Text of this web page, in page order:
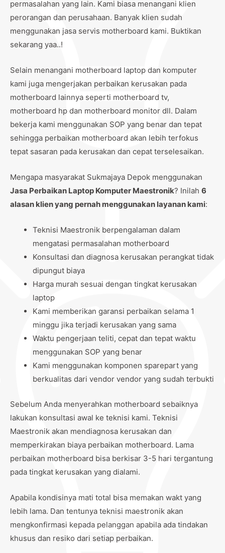
permasalahan yang lain. Kami biasa menangani klien
perorangan dan perusahaan. Banyak klien sudah
menggunakan jasa servis motherboard kami. Buktikan
sekarang yaa..!
Selain menangani motherboard laptop dan komputer
kami juga mengerjakan perbaikan kerusakan pada
motherboard lainnya seperti motherboard tv,
motherboard hp dan motherboard monitor dll. Dalam
bekerja kami menggunakan SOP yang benar dan tepat
sehingga perbaikan motherboard akan lebih terfokus
tepat sasaran pada kerusakan dan cepat terselesaikan.
Mengapa masyarakat Sukmajaya Depok menggunakan
Jasa Perbaikan Laptop Komputer Maestronik? Inilah 6
alasan klien yang pernah menggunakan layanan kami:
Teknisi Maestronik berpengalaman dalam
mengatasi permasalahan motherboard
Konsultasi dan diagnosa kerusakan perangkat tidak
dipungut biaya
Harga murah sesuai dengan tingkat kerusakan
laptop
Kami memberikan garansi perbaikan selama 1
minggu jika terjadi kerusakan yang sama
Waktu pengerjaan teliti, cepat dan tepat waktu
menggunakan SOP yang benar
Kami menggunakan komponen sparepart yang
berkualitas dari vendor vendor yang sudah terbukti
Sebelum Anda menyerahkan motherboard sebaiknya
lakukan konsultasi awal ke teknisi kami. Teknisi
Maestronik akan mendiagnosa kerusakan dan
memperkirakan biaya perbaikan motherboard. Lama
perbaikan motherboard bisa berkisar 3-5 hari tergantung
pada tingkat kerusakan yang dialami.
Apabila kondisinya mati total bisa memakan wakt yang
lebih lama. Dan tentunya teknisi maestronik akan
mengkonfirmasi kepada pelanggan apabila ada tindakan
khusus dan resiko dari setiap perbaikan.